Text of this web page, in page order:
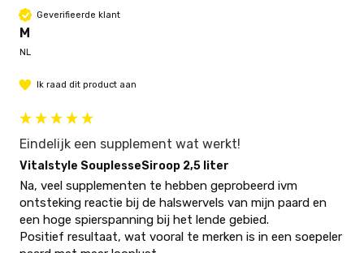
Geverifieerde klant
M
NL
Ik raad dit product aan
Eindelijk een supplement wat werkt!
Vitalstyle SouplesseSiroop 2,5 liter
Na, veel supplementen te hebben geprobeerd ivm
ontsteking reactie bij de halswervels van mijn paard en
een hoge spierspanning bij het lende gebied.
Positief resultaat, wat vooral te merken is in een soepeler